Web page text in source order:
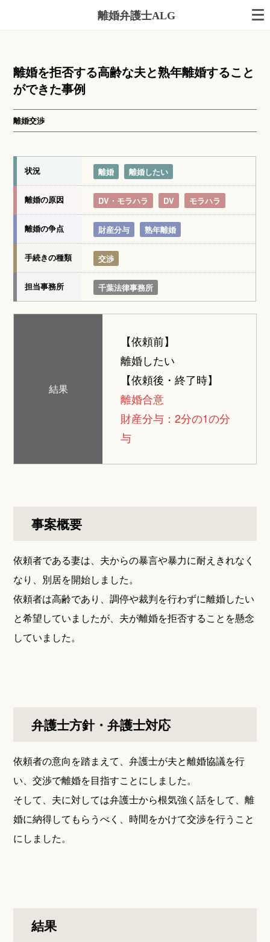
離婚弁護士ALG
離婚を拒否する高齢な夫と熟年離婚すること
ができた事例
離婚交渉
状況 離婚 離婚したい
離婚の原因 DV・モラハラ DV モラハラ
離婚の争点 財産分与 熟年離婚
手続きの種類 交渉
担当事務所 千葉法律事務所
結果
【依頼前】
離婚したい
【依頼後・終了時】
離婚合意
財産分与：2分の1の分
与
事案概要
依頼者である妻は、夫からの暴言や暴力に耐えきれなく
なり、別居を開始しました。
依頼者は高齢であり、調停や裁判を行わずに離婚したい
と希望していましたが、夫が離婚を拒否することを懸念
していました。
弁護士方針・弁護士対応
依頼者の意向を踏まえて、弁護士が夫と離婚協議を行
い、交渉で離婚を目指すことにしました。
そして、夫に対しては弁護士から根気強く話をして、離
婚に納得してもらうべく、時間をかけて交渉を行うこと
にしました。
結果